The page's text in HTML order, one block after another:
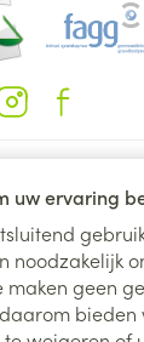
uw ervaring
noodzakelijk
maken geen
bieden